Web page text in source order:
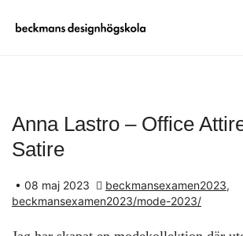
Anna Lastro – Office
Satire
• 08 maj 2023 beckmansexamen2023,
beckmansexamen2023/mode-2023/